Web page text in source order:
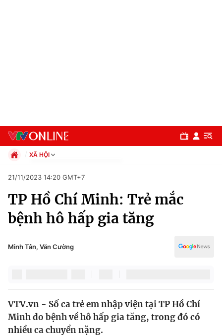
Chuyên mục
Chính trị
Y tế
XÃ HỘI
Xã hội
Pháp luật
Thể thao
Văn hóa - Giải trí
Giáo dục
21/11/2023 14:20 GMT+7
TP Hồ Chí Minh: Trẻ mắc
bệnh hô hấp gia tăng
Minh Tân, Văn Cường
VTV.vn - Số ca trẻ em nhập viện tại TP Hồ Chí
Minh do bệnh về hô hấp gia tăng, trong đó có
nhiều ca chuyển nặng.